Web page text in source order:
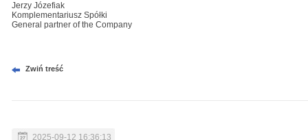
Jerzy Józefiak
Komplementariusz Spółki
General partner of the Company
Zwiń treść
2025-09-12 16:36:13